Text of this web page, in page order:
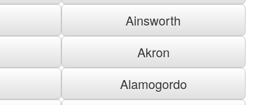
Ainsworth
Akron
Alamogordo